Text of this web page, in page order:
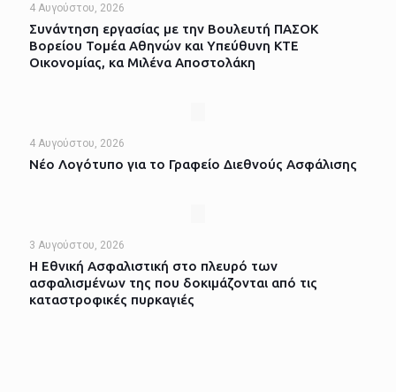
4 Αυγούστου, 2026
Συνάντηση εργασίας με την Βουλευτή ΠΑΣΟΚ
Βορείου Τομέα Αθηνών και Υπεύθυνη ΚΤΕ
Οικονομίας, κα Μιλένα Αποστολάκη
4 Αυγούστου, 2026
Νέο Λογότυπο για το Γραφείο Διεθνούς Ασφάλισης
3 Αυγούστου, 2026
Η Εθνική Ασφαλιστική στο πλευρό των
ασφαλισμένων της που δοκιμάζονται από τις
καταστροφικές πυρκαγιές